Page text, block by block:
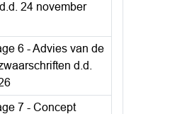
24 november
6 - Advies van de
d.d.
7 - Concept